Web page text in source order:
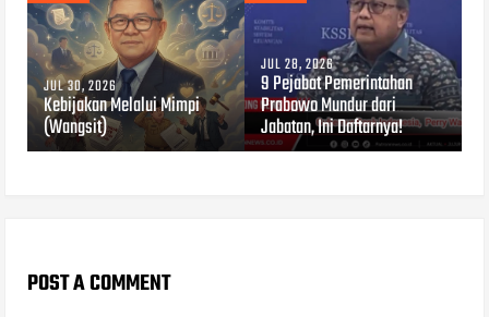
JUL 30, 2026
Kebijakan Melalui Mimpi
(Wangsit)
JUL 28, 2026
9 Pejabat Pemerintahan
Prabowo Mundur dari
Jabatan, Ini Daftarnya!
POST A COMMENT